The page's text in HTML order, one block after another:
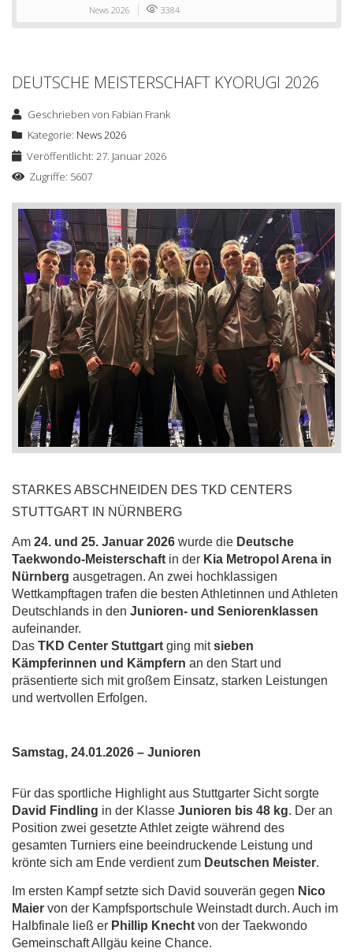
News 2026 3384
DEUTSCHE MEISTERSCHAFT KYORUGI 2026
Geschrieben von Fabian Frank
Kategorie: News 2026
Veröffentlicht: 27. Januar 2026
Zugriffe: 5607
STARKES ABSCHNEIDEN DES TKD CENTERS
STUTTGART IN NÜRNBERG
Am 24. und 25. Januar 2026 wurde die Deutsche
Taekwondo-Meisterschaft in der Kia Metropol Arena in
Nürnberg ausgetragen. An zwei hochklassigen
Wettkampftagen trafen die besten Athletinnen und Athleten
Deutschlands in den Junioren- und Seniorenklassen
aufeinander.
Das TKD Center Stuttgart ging mitsieben
Kämpferinnen und Kämpfern an den Start und
präsentierte sich mit großem Einsatz, starken Leistungen
und wertvollen Erfolgen.
Samstag, 24.01.2026 – Junioren
Für das sportliche Highlight aus Stuttgarter Sicht sorgte
David Findling in der Klasse Junioren bis 48 kg. Der an
Position zwei gesetzte Athlet zeigte während des
gesamten Turniers eine beeindruckende Leistung und
krönte sich am Ende verdient zum Deutschen Meister.
Im ersten Kampf setzte sich David souverän gegen Nico
Maier von der Kampfsportschule Weinstadt durch. Auch im
Halbfinale ließ er Phillip Knecht von der Taekwondo
Gemeinschaft Allgäu keine Chance.